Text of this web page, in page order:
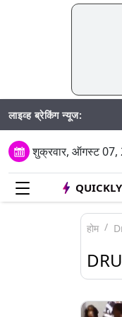
लाइव्ह ब्रेकिंग न्यूज:
शुक्रवार, ऑगस्ट 07,
QUICKLY
होम